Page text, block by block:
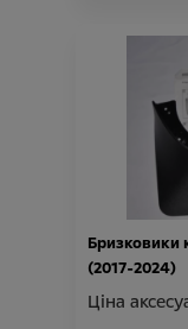
Бризковики
(2017-2024)
Ціна